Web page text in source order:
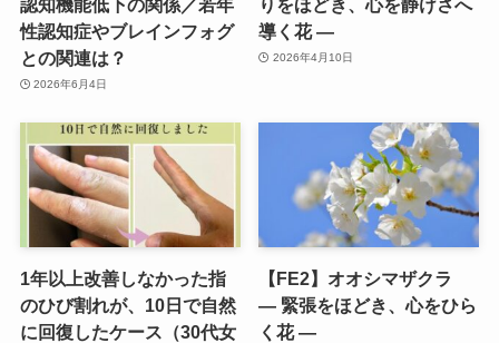
性認知症やブレインフォグ
との関連は？
2026年6月4日
導く花 ―
2026年4月10日
1年以上改善しなかった指
のひび割れが、10日で自然
に回復したケース（30代女
【FE2】オオシマザクラ
― 緊張をほどき、心をひら
く花 ―